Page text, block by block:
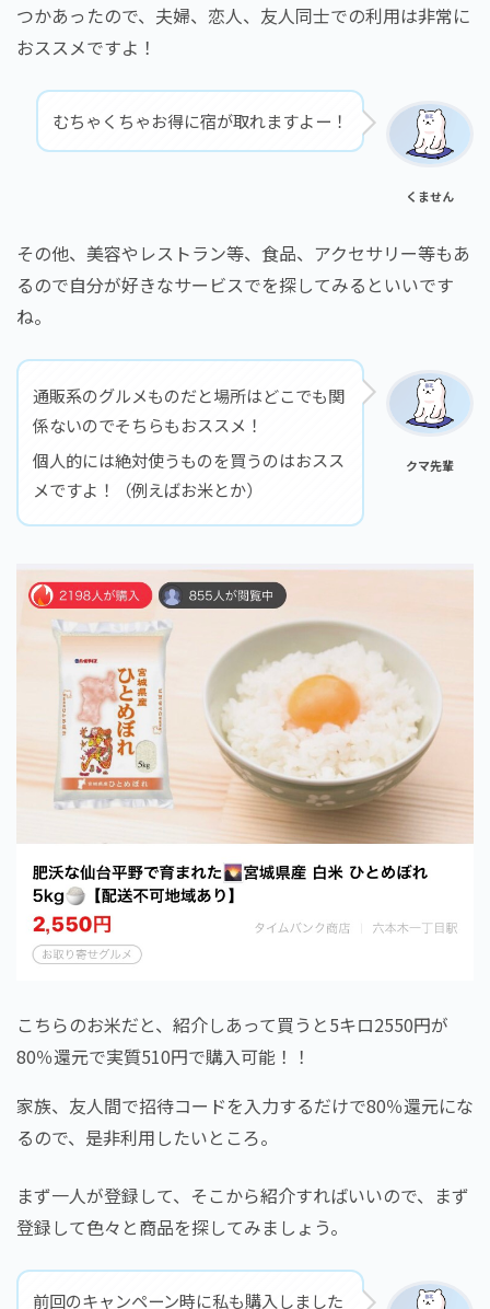
つかあったので、夫婦、恋人、友人同士での利用は非常に
おススメですよ！
むちゃくちゃお得に宿が取れますよー！
くません
その他、美容やレストラン等、食品、アクセサリー等もあ
るので自分が好きなサービスでを探してみるといいです
ね。
通販系のグルメものだと場所はどこでも関
係ないのでそちらもおススメ！
個人的には絶対使うものを買うのはおスス
メですよ！（例えばお米とか）
クマ先輩
こちらのお米だと、紹介しあって買うと5キロ2550円が
80％還元で実質510円で購入可能！！
家族、友人間で招待コードを入力するだけで80％還元にな
るので、是非利用したいところ。
まず一人が登録して、そこから紹介すればいいので、まず
登録して色々と商品を探してみましょう。
前回のキャンペーン時に私も購入しました